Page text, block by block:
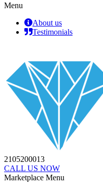
Menu
About us
Testimonials
2105200013
CALL US NOW
Marketplace Menu